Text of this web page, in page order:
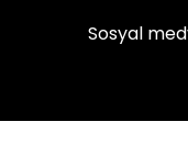
Sosyal